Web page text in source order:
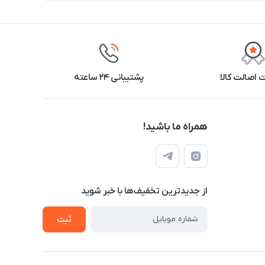
اصالت کالا پشتیبانی ۲۴ ساعته
همراه ما باشید!
از جدید‌ترین تخفیف‌ها با‌ خبر شوید
ثبت